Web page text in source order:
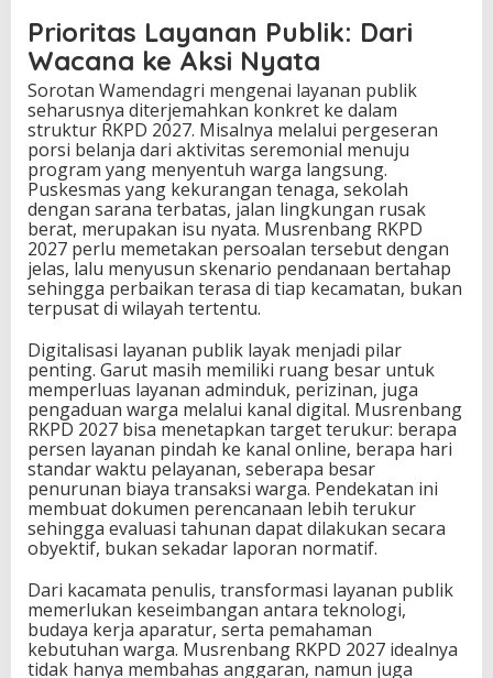
Prioritas Layanan Publik: Dari
Wacana ke Aksi Nyata
Sorotan Wamendagri mengenai layanan publik
seharusnya diterjemahkan konkret ke dalam
struktur RKPD 2027. Misalnya melalui pergeseran
porsi belanja dari aktivitas seremonial menuju
program yang menyentuh warga langsung.
Puskesmas yang kekurangan tenaga, sekolah
dengan sarana terbatas, jalan lingkungan rusak
berat, merupakan isu nyata. Musrenbang RKPD
2027 perlu memetakan persoalan tersebut dengan
jelas, lalu menyusun skenario pendanaan bertahap
sehingga perbaikan terasa di tiap kecamatan, bukan
terpusat di wilayah tertentu.
Digitalisasi layanan publik layak menjadi pilar
penting. Garut masih memiliki ruang besar untuk
memperluas layanan adminduk, perizinan, juga
pengaduan warga melalui kanal digital. Musrenbang
RKPD 2027 bisa menetapkan target terukur: berapa
persen layanan pindah ke kanal online, berapa hari
standar waktu pelayanan, seberapa besar
penurunan biaya transaksi warga. Pendekatan ini
membuat dokumen perencanaan lebih terukur
sehingga evaluasi tahunan dapat dilakukan secara
obyektif, bukan sekadar laporan normatif.
Dari kacamata penulis, transformasi layanan publik
memerlukan keseimbangan antara teknologi,
budaya kerja aparatur, serta pemahaman
kebutuhan warga. Musrenbang RKPD 2027 idealnya
tidak hanya membahas anggaran, namun juga